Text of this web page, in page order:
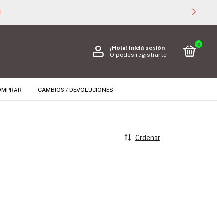
¡Hola! Iniciá sesión
O podés registrarte
0
CAMBIOS / DEVOLUCIONES
Ordenar